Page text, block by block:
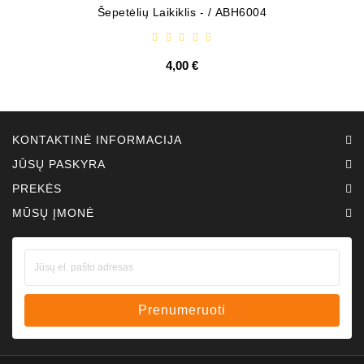
Šepetėlių Laikiklis - / ABH6004
4,00 €
KONTAKTINĖ INFORMACIJA
JŪSŲ PASKYRA
PREKĖS
MŪSŲ ĮMONĖ
Prenumeruoti